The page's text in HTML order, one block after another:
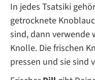
In jedes Tsatsiki
getrocknete
sind, dann verwende
Knolle. Die frischen
pressen und sie sind